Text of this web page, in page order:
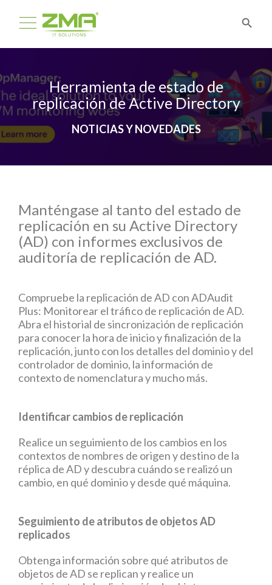
Herramienta de estado de
replicación de Active Directory
NOTICIAS Y NOVEDADES
Manténgase al tanto del estado de
replicación en su Active Directory
(AD) con informes exclusivos de
auditoría de replicación de AD.
Compruebe la replicación de AD con ADAudit
Plus: Monitorear el tráfico de replicación de AD.
Abra el historial de sincronización de replicación
para conocer la hora de inicio y finalización de la
replicación, junto con los detalles del dominio y del
controlador de dominio, la información de
contexto de nomenclatura y mucho más.
Identificar cambios de replicación
Realice un seguimiento de los cambios en los
contextos de nombres de origen y destino de la
réplica de AD y descubra cuándo se realizó un
cambio, en qué dominio y desde qué máquina.
Seguimiento de atributos de objetos AD
replicados
Obtenga información sobre qué atributos de
objetos de AD se replican y realice un